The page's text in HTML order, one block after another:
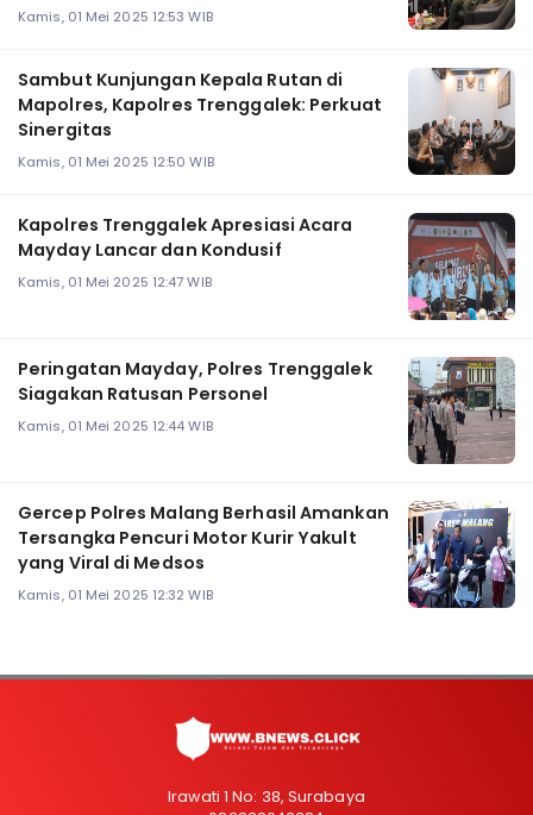
Kamis, 01 Mei 2025 12:53 WIB
Sambut Kunjungan Kepala Rutan di
Mapolres, Kapolres Trenggalek: Perkuat
Sinergitas
Kamis, 01 Mei 2025 12:50 WIB
Kapolres Trenggalek Apresiasi Acara
Mayday Lancar dan Kondusif
Kamis, 01 Mei 2025 12:47 WIB
Peringatan Mayday, Polres Trenggalek
Siagakan Ratusan Personel
Kamis, 01 Mei 2025 12:44 WIB
Gercep Polres Malang Berhasil Amankan
Tersangka Pencuri Motor Kurir Yakult
yang Viral di Medsos
Kamis, 01 Mei 2025 12:32 WIB
Irawati 1 No: 38, Surabaya